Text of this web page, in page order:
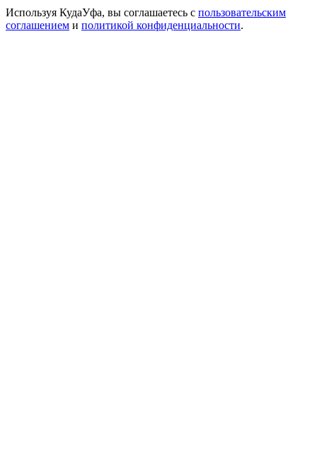
Используя КудаУфа, вы соглашаетесь с пользовательским
соглашением и политикой конфиденциальности.